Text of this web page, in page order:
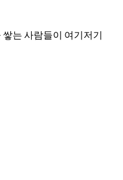
쌓는 사람들이 여기저기